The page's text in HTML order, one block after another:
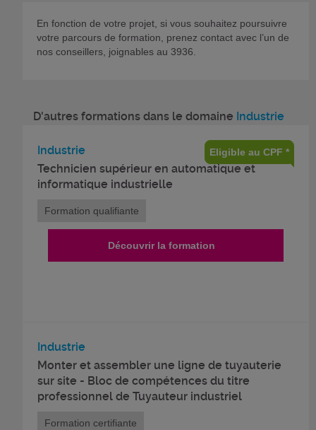
En fonction de votre projet, si vous souhaitez poursuivre
votre parcours de formation, prenez contact avec l’un de
nos conseillers, joignables au 3936.
D'autres formations dans le domaine Industrie
Industrie
Technicien supérieur en automatique et
informatique industrielle
Eligible au CPF *
Formation qualifiante
Découvrir la formation
Industrie
Monter et assembler une ligne de tuyauterie
sur site - Bloc de compétences du titre
professionnel de Tuyauteur industriel
Formation certifiante